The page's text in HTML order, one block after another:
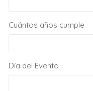
Cuántos años cumple
Día del Evento